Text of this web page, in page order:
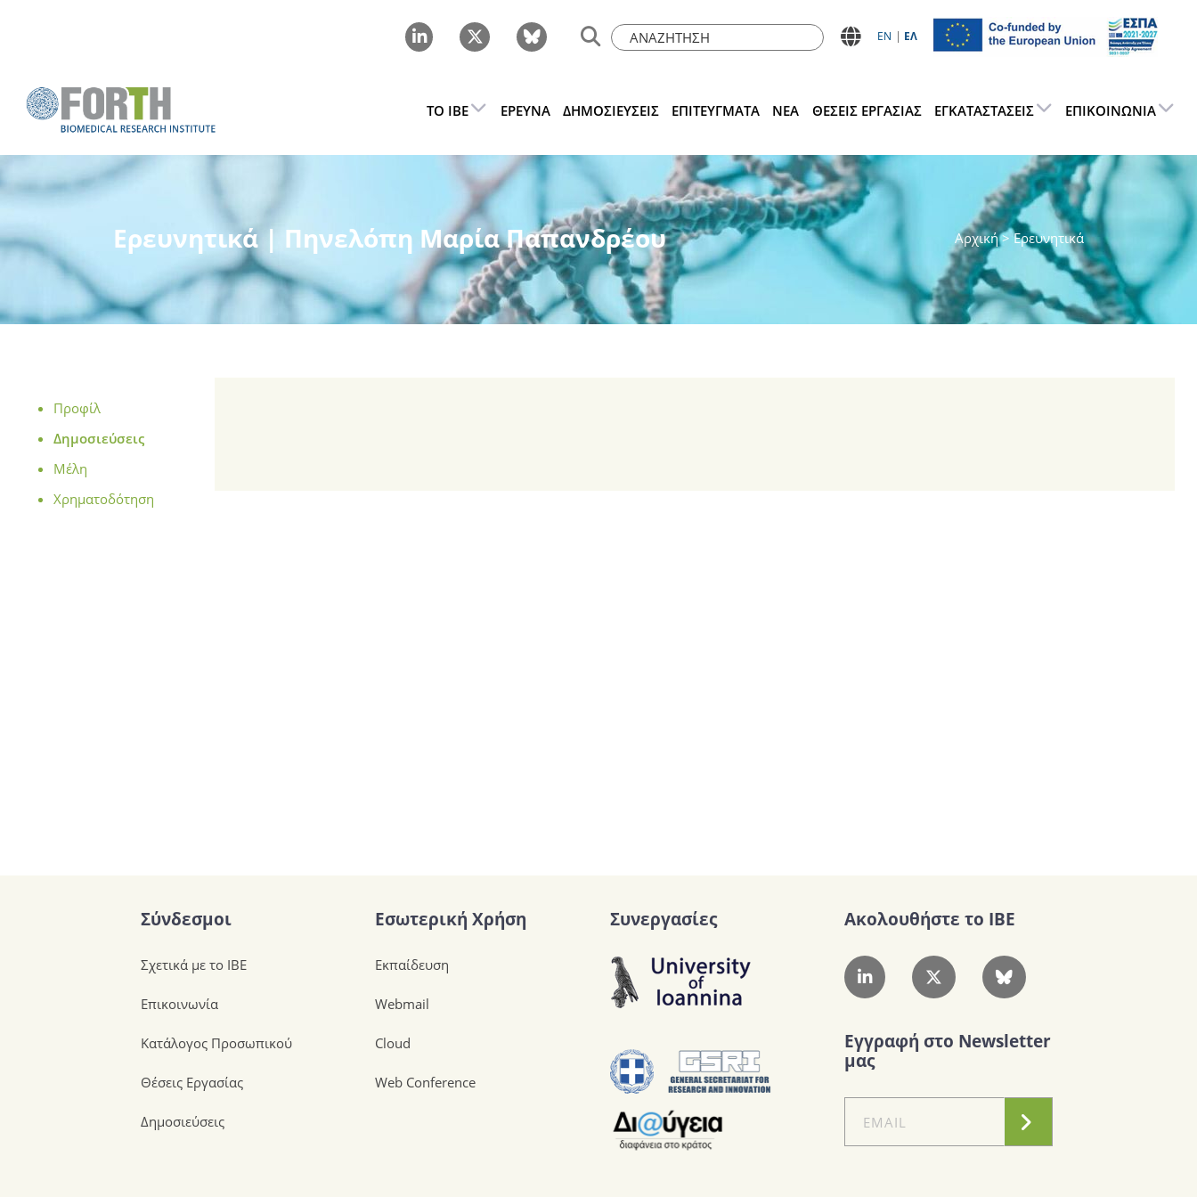
ΕN ΕΛ
ΤΟ IBE ΈΡΕΥΝΑ ΔΗΜΟΣΙΕΎΣΕΙΣ ΕΠΙΤΕΎΓΜΑΤΑ ΝΈΑ ΘΕΣΕΙΣ ΕΡΓΑΣΊΑΣ ΕΓΚΑΤΑΣΤΆΣΕΙΣ ΕΠΙΚΟΙΝΩΝΊΑ
Ερευνητικά | Πηνελόπη Μαρία Παπανδρέου Αρχική> Ερευνητικά
Προφίλ
Δημοσιεύσεις
Μέλη
Χρηματοδότηση
Σύνδεσμοι
Σχετικά με το ΙΒΕ
Επικοινωνία
Κατάλογος Προσωπικού
Θέσεις Εργασίας
Δημοσιεύσεις
Εσωτερική Χρήση
Εκπαίδευση
Webmail
Cloud
Web Conference
Συνεργασίες Ακολουθήστε το IBE
Εγγραφή στο Newsletter
μας